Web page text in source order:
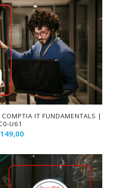
COMPTIA IT FUNDAMENTALS |
U61